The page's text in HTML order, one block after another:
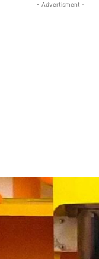
- Advertisment -